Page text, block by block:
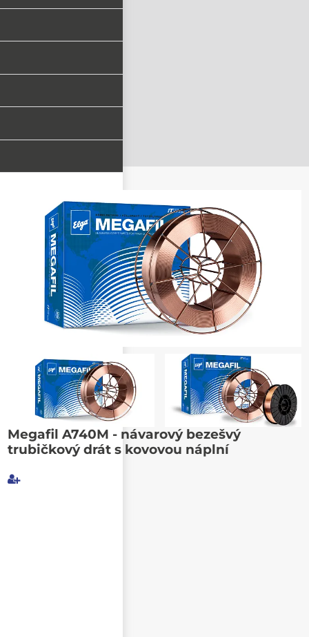
nastavit nové heslo
Megafil A740M - návarový bezešvý
trubičkový drát s kovovou náplní
Poslat známému